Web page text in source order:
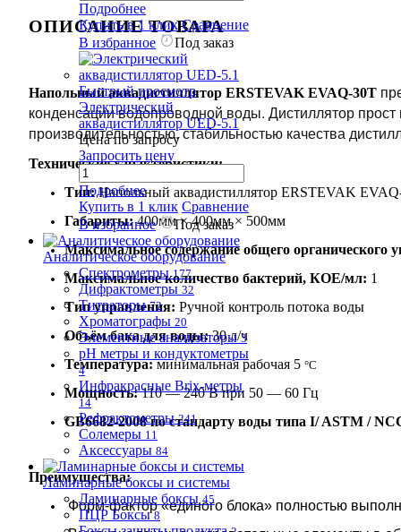
Подробнее
Купить в 1 клик Сравнение
В избранное
Под заказ
Быстрый просмотр
Электрический
аквадистиллятор UED-5.1
Цена по запросу
Запросить цену
Подробнее
Купить в 1 клик Сравнение
В избранное
Под заказ
Аналитическое оборудование
Спектрометры 177
Дифрактометры 32
Титраторы 72
Хроматографы 20
Элементные анализаторы 3
pH метры и кондуктометры
4
Инфракрасные Brix-метры
14
Рефрактометры 241
Солемеры 11
Аксессуары 84
Ламинарные боксы и системы
Ламинарные боксы 45
ПЦР Боксы 8
ОПИСАНИЕ ТОВАРА
Напольный аквадистиллятор ERSTEVAK EVAQ-30T
конденсации водопроводной воды. Дистиллятор
производительностью, стабильностью качества
Технические характеристики:
Тип:Напольный аквадистиллятор ERSTEVAK
Габариты: 400мм×400мм× 500мм
Максимальное содержание общего органического
Максимальное количество бактерий, КОЕ/мл: 1
Тип управления: Ручной контроль потока воды
Объёмбака для воды: 30 л/ч
Температура: минимальная рабочая 5 °C
Мощность: 110 — 240 В при 50 — 60 Гц
GB6682-2008 по стандарту воды типа I/ ASTM /
Преимущества:
Форм-фактор «единого блока» полностью